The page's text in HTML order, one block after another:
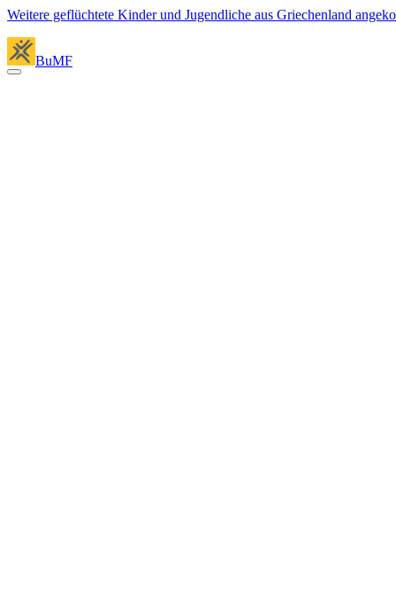
Weitere geflüchtete Kinder und Jugendliche aus Griechenland
BuMF